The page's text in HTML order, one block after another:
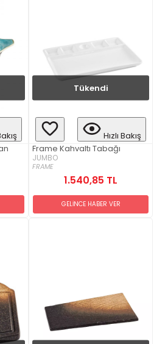
Tükendi
Hızlı Bakış
Frame Kahvaltı Tabağı
JUMBO
FRAME
1.540,85 TL
GELİNCE HABER VER